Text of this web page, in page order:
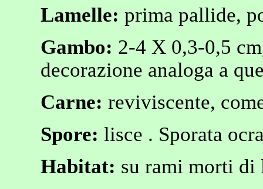
Lamelle: prima pallide,
Gambo: 2-4 X 0,3-0,5
decorazione analoga a
Carne: reviviscente,
Spore: lisce . Sporata
Habitat: su rami morti